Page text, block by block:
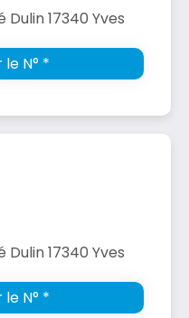
17340 Yves
N° *
17340 Yves
N° *